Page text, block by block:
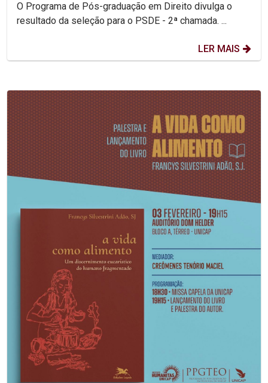
O Programa de Pós-graduação em Direito divulga o
resultado da seleção para o PSDE - 2ª chamada. ...
LER MAIS